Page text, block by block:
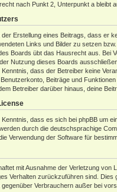
nach Punkt 2, Unterpunkt a bleibt
der Erstellung eines Beitrags, dass er
Links und Bilder zu setzen
Boards übt das Hausrecht aus. Bei
Nutzung dieses Boards
dass der Betreiber keine
Benutzerkonto, Beiträge und
Betreiber darüber hinaus, deine
dass es sich bei phpBB um
durch die deutschsprachige
Verwendung der Software für
mit Ausnahme der Verletzung
Verhalten zurückzuführen sind. Dies
gegenüber Verbrauchern außer bei